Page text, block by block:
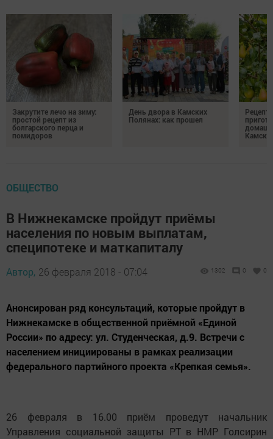
Закрутите лечо на зиму:
простой рецепт из
болгарского перца и
помидоров
День двора в Камских
Полянах: как прошел
ОБЩЕСТВО
В Нижнекамске пройдут приёмы
населения по новым выплатам,
специпотеке и маткапиталу
Автор, 26 февраля 2018 - 07:04 1302 0 0
Анонсирован ряд консультаций, которые пройдут в
Нижнекамске в общественной приёмной «Единой
России» по адресу: ул. Студенческая, д.9. Встречи с
населением инициированы в рамках реализации
федерального партийного проекта «Крепкая семья».
26 февраля в 16.00 приём проведут начальник
Управления социальной защиты РТ в НМР Голсирин